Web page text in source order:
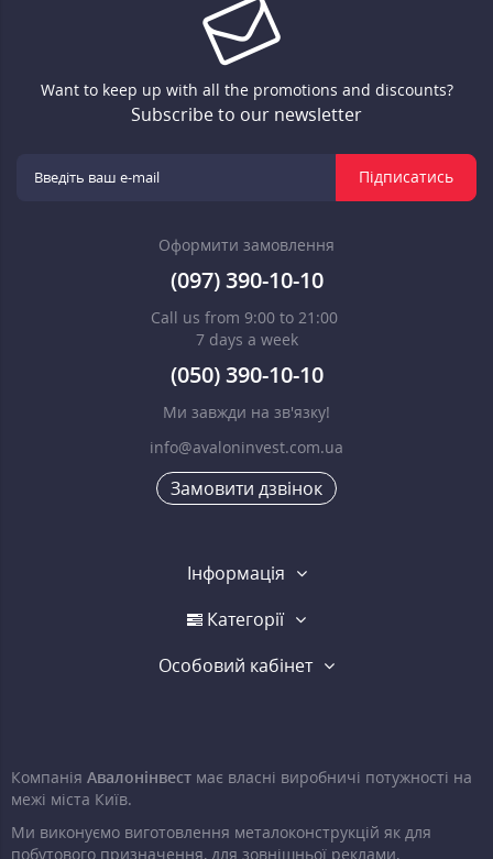
Want to keep up with all the promotions and discounts?
Subscribe to our newsletter
Підписатись
Оформити замовлення
(097) 390-10-10
Call us from 9:00 to 21:00
7 days a week
(050) 390-10-10
Ми завжди на зв'язку!
info@avaloninvest.com.ua
Замовити дзвінок
Інформація
Категорії
Особовий кабінет
Компанія Авалонінвест має власні виробничі потужності на
межі міста Київ.
Ми виконуємо виготовлення металоконструкцій як для
побутового призначення, для зовнішньої реклами,